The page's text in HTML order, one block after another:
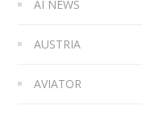
AI NEWS
AUSTRIA
AVIATOR